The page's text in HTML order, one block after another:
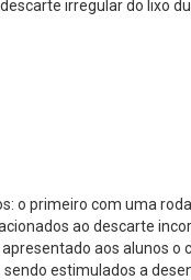
irregular do lixo
o primeiro com uma
ao descarte
aos alunos
estimulados a